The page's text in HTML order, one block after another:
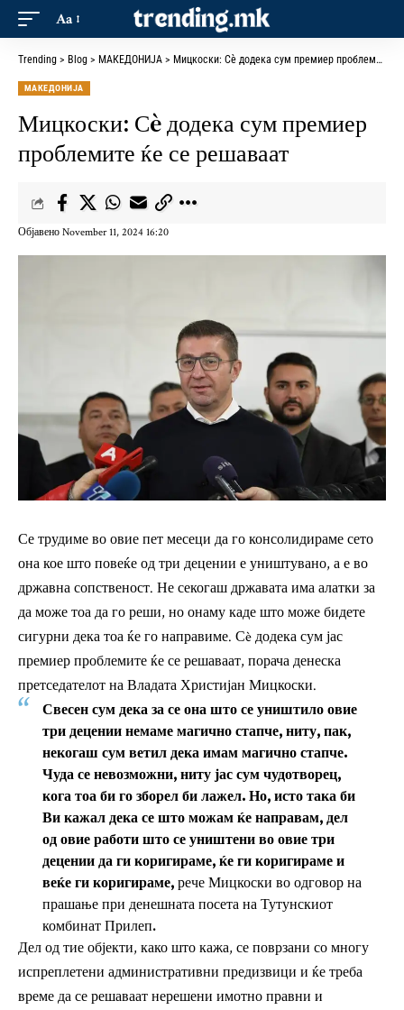
Aa
Trending > Blog > МАКЕДОНИЈА > Мицкоски: Сè додека сум премиер проблемите ќе се решаваат
МАКЕДОНИЈА
Мицкоски: Сè додека сум премиер
проблемите ќе се решаваат
Објавено November 11, 2024 16:20
Се трудиме во овие пет месеци да го консолидираме сето
она кое што повеќе од три децении е уништувано, а е во
државна сопственост. Не секогаш државата има алатки за
да може тоа да го реши, но онаму каде што може бидете
сигурни дека тоа ќе го направиме. Сè додека сум јас
премиер проблемите ќе се решаваат, порача денеска
претседателот на Владата Христијан Мицкоски.
Свесен сум дека за се она што се уништило овие
три децении немаме магично стапче, ниту, пак,
некогаш сум ветил дека имам магично стапче.
Чуда се невозможни, ниту јас сум чудотворец,
кога тоа би го зборел би лажел. Но, исто така би
Ви кажал дека се што можам ќе направам, дел
од овие работи што се уништени во овие три
децении да ги коригираме, ќе ги коригираме и
веќе ги коригираме,рече Мицкоски во одговор на
прашање при денешната посета на Тутунскиот
комбинат Прилеп.
Дел од тие објекти, како што кажа, се поврзани со многу
испреплетени административни предизвици и ќе треба
време да се решаваат нерешени имотно правни и